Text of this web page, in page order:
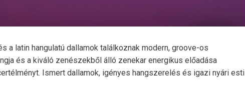
a latin hangulatú dallamok találkoznak modern, groove-os
és a kiváló zenészekből álló zenekar energikus előadása
Ismert dallamok, igényes hangszerelés és igazi nyári esti